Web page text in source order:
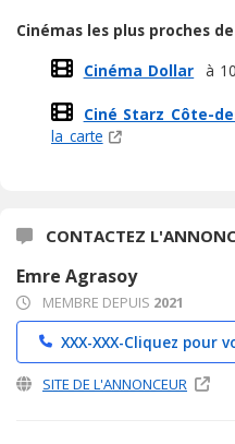
Cinémas les plus proches
Cinéma Dollar à
Ciné Starz Côte-
la carte
CONTACTEZ
Emre Agrasoy
MEMBRE DEPUIS 2021
XXX-XXX-Cliquez pour
SITE DE L'ANNONCEUR